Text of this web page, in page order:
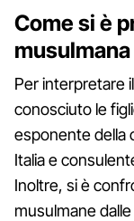
Come si è
musulmana
Per interpretare
conosciuto le
esponente della
Italia e
Inoltre, si è
musulmane